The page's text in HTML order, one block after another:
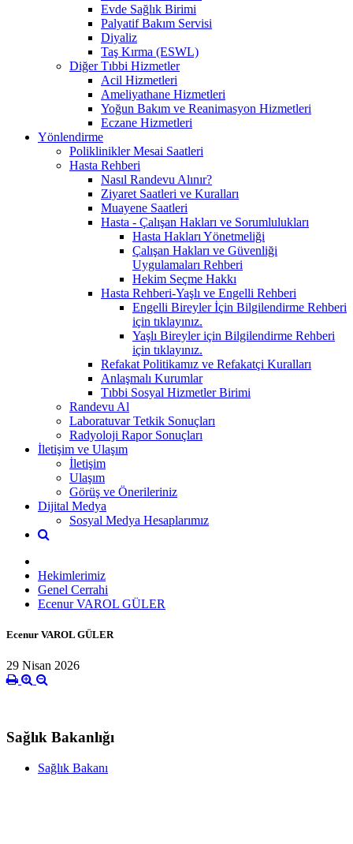
Evde Sağlık Birimi
Palyatif Bakım Servisi
Diyaliz
Taş Kırma (ESWL)
Diğer Tıbbi Hizmetler
Acil Hizmetleri
Ameliyathane Hizmetleri
Yoğun Bakım ve Reanimasyon Hizmetleri
Eczane Hizmetleri
Yönlendirme
Poliklinikler Mesai Saatleri
Hasta Rehberi
Nasıl Randevu Alınır?
Ziyaret Saatleri ve Kuralları
Muayene Saatleri
Hasta - Çalışan Hakları ve Sorumlulukları
Hasta Hakları Yönetmeliği
Çalışan Hakları ve Güvenliği
Uygulamaları Rehberi
Hekim Seçme Hakkı
Hasta Rehberi-Yaşlı ve Engelli Rehberi
Engelli Bireyler İçin Bilgilendirme Rehberi
için tıklayınız.
Yaşlı Bireyler için Bilgilendirme Rehberi
için tıklayınız.
Refakat Politikamız ve Refakatçi Kuralları
Anlaşmalı Kurumlar
Tıbbi Sosyal Hizmetler Birimi
Randevu Al
Laboratuvar Tetkik Sonuçları
Radyoloji Rapor Sonuçları
İletişim ve Ulaşım
İletişim
Ulaşım
Görüş ve Önerileriniz
Dijital Medya
Sosyal Medya Hesaplarımız
Hekimlerimiz
Genel Cerrahi
Ecenur VAROL GÜLER
Ecenur VAROL GÜLER
29 Nisan 2026
Sağlık Bakanlığı
Sağlık Bakanı